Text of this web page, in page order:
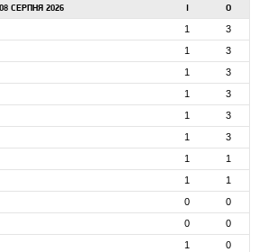
08 СЕРПНЯ 2026 І О
1
3
1
3
1
3
1
3
1
3
1
3
1
1
1
1
0
0
0
0
1
0